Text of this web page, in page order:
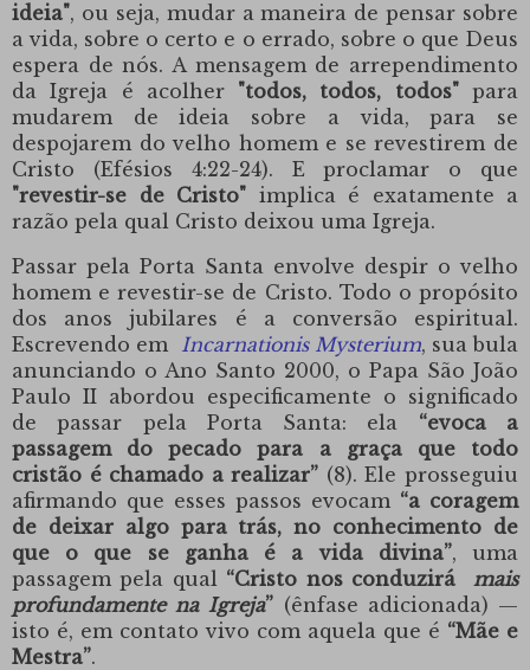
ideia", ou seja, mudar a maneira de pensar sobre
a vida, sobre o certo e o errado, sobre o que Deus
espera de nós. A mensagem de arrependimento
da Igreja é acolher "todos, todos, todos"para
mudarem de ideia sobre a vida, para se
despojarem do velho homem e se revestirem de
Cristo (Efésios 4:22-24). E proclamar o que
"revestir-se de Cristo" implica é exatamente a
razão pela qual Cristo deixou uma Igreja.
Passar pela Porta Santa envolve despir o velho
homem e revestir-se de Cristo. Todo o propósito
dos anos jubilares é a conversão espiritual.
Escrevendo em
Incarnationis Mysterium, sua bula
anunciando o Ano Santo 2000, o Papa São João
Paulo II abordou especificamente o significado
de passar pela Porta Santa: ela “evoca a
passagem do pecado para a graça que todo
cristão é chamado a realizar” (8). Ele prosseguiu
afirmando que esses passos evocam “a coragem
de deixar algo para trás, no conhecimento de
que o que se ganha é a vida divina”, uma
passagem pela qual “Cristo nos conduzirá mais
profundamente na Igreja” (ênfase adicionada) —
isto é, em contato vivo com aquela que é “Mãe e
Mestra”.